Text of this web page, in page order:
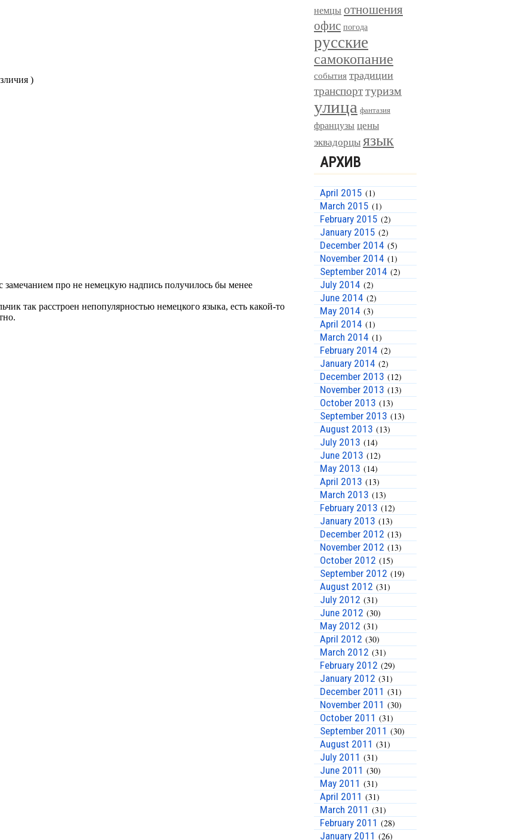
немцы отношения
офис погода
русские
самокопание
события традиции
транспорттуризм
улица фантазия
французы цены
эквадорцыязык
АРХИВ
April 2015 (1)
March 2015 (1)
February 2015 (2)
January 2015 (2)
December 2014 (5)
November 2014 (1)
September 2014 (2)
July 2014 (2)
June 2014 (2)
May 2014 (3)
April 2014 (1)
March 2014 (1)
February 2014 (2)
January 2014 (2)
December 2013 (12)
November 2013 (13)
October 2013 (13)
September 2013 (13)
August 2013 (13)
July 2013 (14)
June 2013 (12)
May 2013 (14)
April 2013 (13)
March 2013 (13)
February 2013 (12)
January 2013 (13)
December 2012 (13)
November 2012 (13)
October 2012 (15)
September 2012 (19)
August 2012 (31)
July 2012 (31)
June 2012 (30)
May 2012 (31)
April 2012 (30)
March 2012 (31)
February 2012 (29)
January 2012 (31)
December 2011 (31)
November 2011 (30)
October 2011 (31)
September 2011 (30)
August 2011 (31)
July 2011 (31)
June 2011 (30)
May 2011 (31)
April 2011 (31)
March 2011 (31)
February 2011 (28)
January 2011 (26)